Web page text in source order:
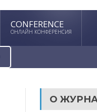
CONFERENCE
ОНЛАЙН КОНФЕРЕНСИЯ
О